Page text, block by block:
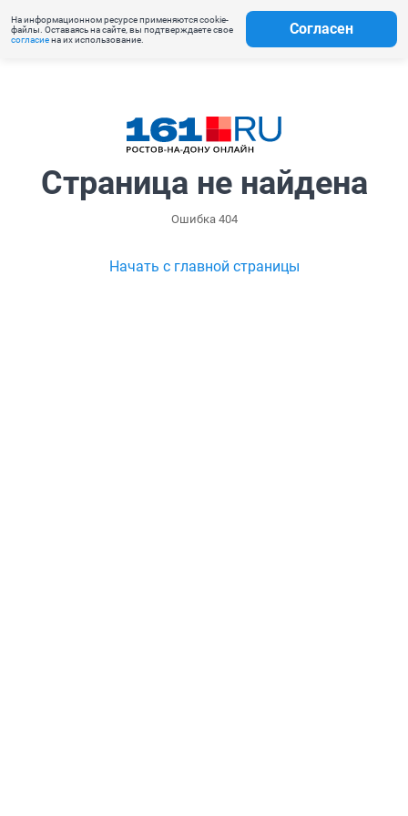
На информационном ресурсе применяются cookie-
файлы. Оставаясь на сайте, вы подтверждаете свое
согласиена их использование.
Согласен
Страница не найдена
Ошибка 404
Начать с главной страницы